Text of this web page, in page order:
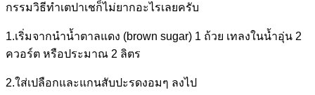
กรรมวิธีทำเตปาเชก็ไม่ยากอะไรเลยครับ
1.เริ่มจากนำน้ำตาลแดง (brown sugar) 1 ถ้วย เทลงในน้ำอุ่น 2
ควอร์ต หรือประมาณ 2 ลิตร
2.ใส่เปลือกและแกนสับปะรดงอมๆ ลงไป